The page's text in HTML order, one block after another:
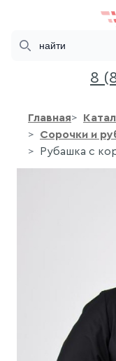
8
Главная
Сорочки и
Рубашка с